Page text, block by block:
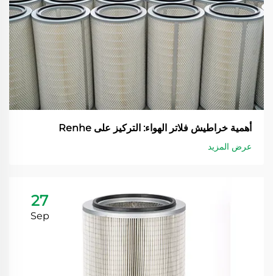
أهمية خراطيش فلاتر الهواء: التركيز على Renhe
عرض المزيد
27
Sep